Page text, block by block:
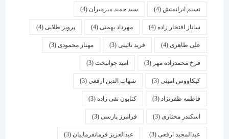
نسیم ایرانمنش(4) سید حمید میرمیران(4)
ساناز افتخار زاده(4) مهرداد بهمنی (4) پرویز طلایی(4)
علی طاهری(4) فرید نائینی(3) مهناز محمودی(3)
فرخ محمدزاده مهر(3) امید جوانبخت(3)
کیکاووس امینی(3) شهاب الدین ارفعی(3)
فاطمه ظفرنژاد(3) کتایون تقی زاده(3)
اسكندر مختاری (3) فرامرز پارسی(3)
عبدالمجید ارفعی(3) عبدالعزیز فرمانفرماییان(3)